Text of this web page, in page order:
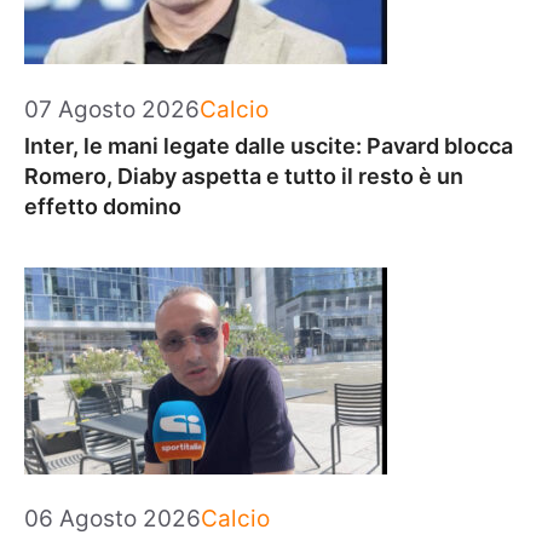
07 Agosto 2026Categorie
Calcio
Inter, le mani legate dalle uscite: Pavard blocca
Romero, Diaby aspetta e tutto il resto è un
effetto domino
06 Agosto 2026Categorie
Calcio